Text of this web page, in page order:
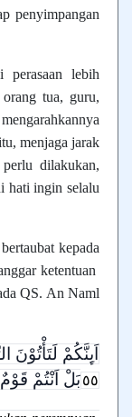
penyimpangan
perasaan lebih
tua, guru,
menjaga jarak
dilakukan,
hati ingin selalu
kepada
ketentuan
QS. An Naml
اَىِٕنَّكُمْ
بَلْ اَنْتُمْ٥٥